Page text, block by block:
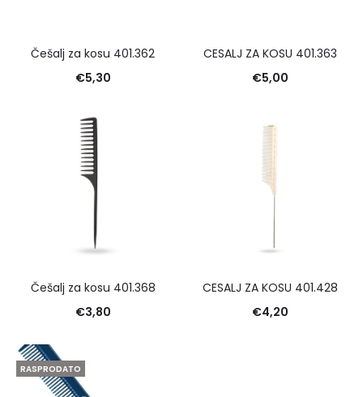
Češalj za kosu 401.362
€5,30
CESALJ ZA KOSU 401.363
€5,00
Češalj za kosu 401.368
€3,80
CESALJ ZA KOSU 401.428
€4,20
RASPRODATO